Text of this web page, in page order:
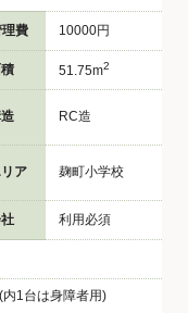
費 10000円
51.75m2
RC造
ア 麹町小学校
利用必須
(内1台は身障者用)